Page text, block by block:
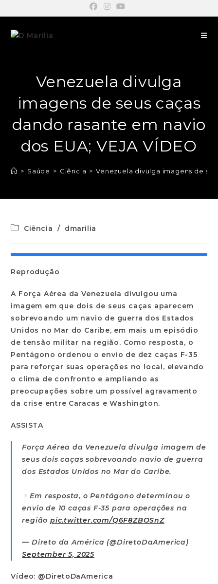
Venezuela divulga
imagens de seus caças
dando rasante em navio
dos EUA; VEJA VÍDEO
> Saúde > Ciência > Venezuela divulga imagens de
Ciência / dmarilia
Reprodução
A Força Aérea da Venezuela divulgou uma
imagem em que dois de seus caças aparecem
sobrevoando um navio de guerra dos Estados
Unidos no Mar do Caribe, em mais um episódio
de tensão militar na região. Como resposta, o
Pentágono ordenou o envio de dez caças F-35
para reforçar suas operações no local, elevando
o clima de confronto e ampliando as
preocupações sobre um possível agravamento
da crise entre Caracas e Washington.
ASSISTA
Força Aérea da Venezuela divulga imagem de
seus dois caças sobrevoando navio de guerra
dos Estados Unidos no Mar do Caribe.
Em resposta, o Pentágono determinou o
envio de 10 caças F-35 para operações na
regiãopic.twitter.com/Q6F8ZBOSnZ
— Direto da América (@DiretoDaAmerica)
September 5, 2025
Vídeo: @DiretoDaAmerica